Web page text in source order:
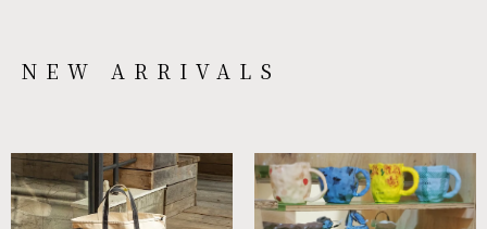
NEW ARRIVALS